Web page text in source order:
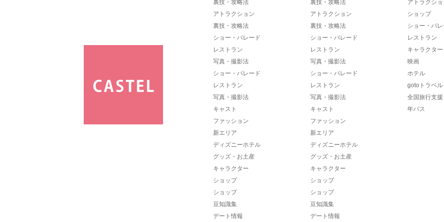
裏技・攻略法
アトラクション
裏技・攻略法
ショー・パレード
レストラン
写真・撮影法
ショー・パレード
レストラン
写真・撮影法
キャスト
ファッション
新エリア
ディズニーホテル
グッズ・お土産
キャラクター
ショップ
ショップ
豆知識集
デート情報
裏技・攻略法
アトラクション
裏技・攻略法
ショー・パレード
レストラン
写真・撮影法
ショー・パレード
レストラン
写真・撮影法
キャスト
ファッション
新エリア
ディズニーホテル
グッズ・お土産
キャラクター
ショップ
ショップ
豆知識集
デート情報
アトラクシ
ショップ
ショー・パ
レストラン
キャラクター
映画
ホテル
gotoトラベル
全国旅行支援
年パス